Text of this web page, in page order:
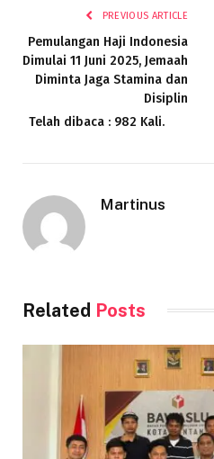
PREVIOUS ARTICLE
Pemulangan Haji Indonesia
Dimulai 11 Juni 2025, Jemaah
Diminta Jaga Stamina dan
Disiplin
Telah dibaca : 982 Kali.
Martinus
Related Posts